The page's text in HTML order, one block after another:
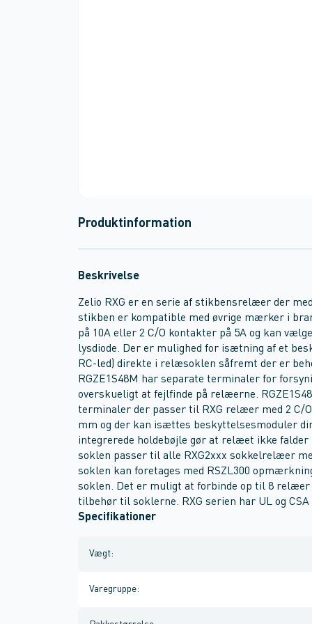
Produktinformation
Beskrivelse
Zelio RXG er en serie af stikbensrelæer der
stikben er kompatible med øvrige mærker i
på 10A eller 2 C/O kontakter på 5A og kan
lysdiode. Der er mulighed for isætning af et
RC-led) direkte i relæsoklen såfremt der er
RGZE1S48M har separate terminaler for
overskueligt at fejlfinde på relæerne.
terminaler der passer til RXG relæer med 2 C/
mm og der kan isættes beskyttelsesmoduler
integrerede holdebøjle gør at relæet ikke falder
soklen passer til alle RXG2xxx sokkelrelæer
soklen kan foretages med RSZL300
soklen. Det er muligt at forbinde op til 8 relæer
tilbehør til soklerne. RXG serien har UL og CSA
Specifikationer
Vægt:
Varegruppe: